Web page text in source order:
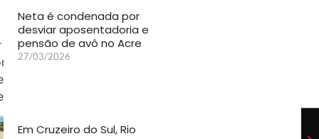
Neta é condenada por
desviar aposentadoria e
pensão de avô no Acre
27/03/2026
Em Cruzeiro do Sul, Rio